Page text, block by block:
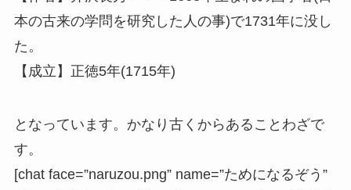
本の古来の学問を研究した人の事)で1731年に没し
た。
【成立】正徳5年(1715年)
となっています。かなり古くからあることわざで
す。
[chat face=”naruzou.png” name=”ためになるぞう”